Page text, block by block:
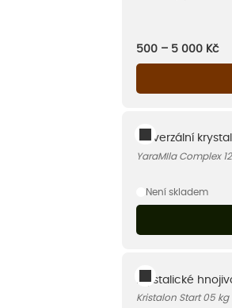
500 – 5 000 Kč
Univerzální
YaraMIla Complex 12
Není skladem
Krystalické
Kristalon Start 05 kg